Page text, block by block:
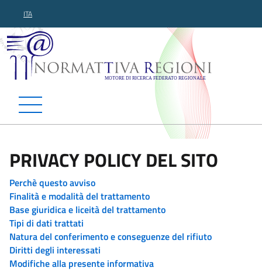
ITA
Normattiva Regioni -
PRIVACY POLICY DEL SITO
Perchè questo avviso
Finalità e modalità del trattamento
Base giuridica e liceità del trattamento
Tipi di dati trattati
Natura del conferimento e conseguenze del rifiuto
Diritti degli interessati
Modifiche alla presente informativa